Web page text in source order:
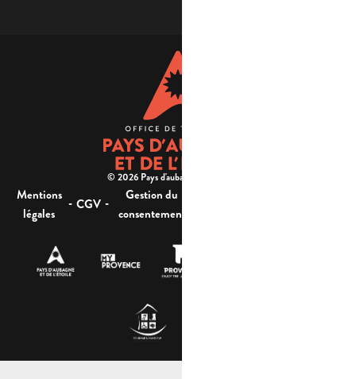
© 2026 Pays d'aubagne et de l'étoile -
Mentions
légales
- CGV -
Gestion du
consentement